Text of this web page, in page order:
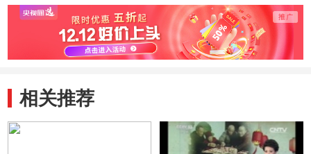
相关推荐